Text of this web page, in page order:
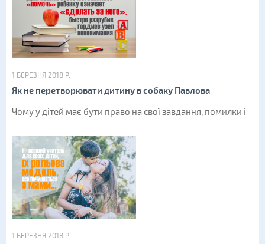
1 БЕРЕЗНЯ 2018 Р.
Як не перетворювати дитину в собаку Павлова
Чому у дітей має бути право на свої завдання, помилки і
1 БЕРЕЗНЯ 2018 Р.